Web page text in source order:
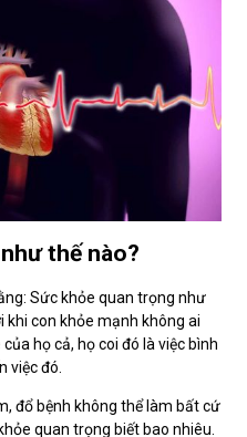
thế nào?
Sức khỏe quan trọng như
khi con khỏe mạnh không ai
họ cả, họ coi đó là việc bình
việc đó.
đổ bệnh không thể làm bất cứ
quan trọng biết bao nhiêu.